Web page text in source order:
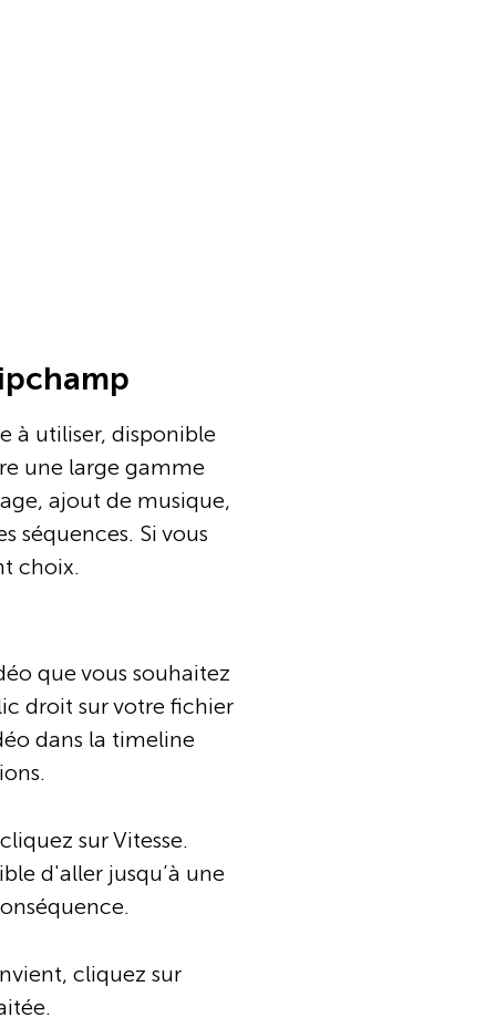
à utiliser, disponible
une large gamme
ajout de musique,
séquences. Si vous
choix.
que vous souhaitez
droit sur votre fichier
dans la timeline
sur Vitesse.
d'aller jusqu’à une
cliquez sur